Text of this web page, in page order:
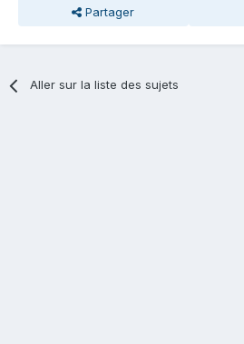
Partager
Aller sur la liste des sujets